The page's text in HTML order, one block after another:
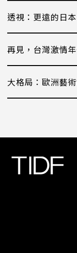
透視：更遠的日
再見，台灣激情
大格局：歐洲藝